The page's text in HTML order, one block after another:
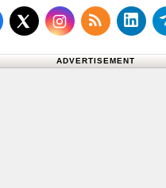
Follow us on Facebook
Follow us on X
ADVERTISEMENT